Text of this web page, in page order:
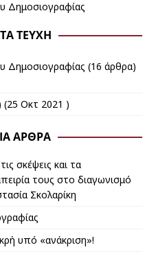
Δημοσιογραφίας
ΤΕΎΧΗ
Δημοσιογραφίας (16 άρθρα)
(25 Οκτ 2021 )
ΆΡΘΡΑ
σκέψεις και τα
τους στο διαγωνισμό
Σκολαρίκη
υπό «ανάκριση»!